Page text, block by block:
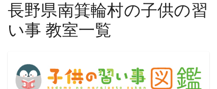
ー
タ
長野県南箕輪村の子供の習
い事 教室一覧